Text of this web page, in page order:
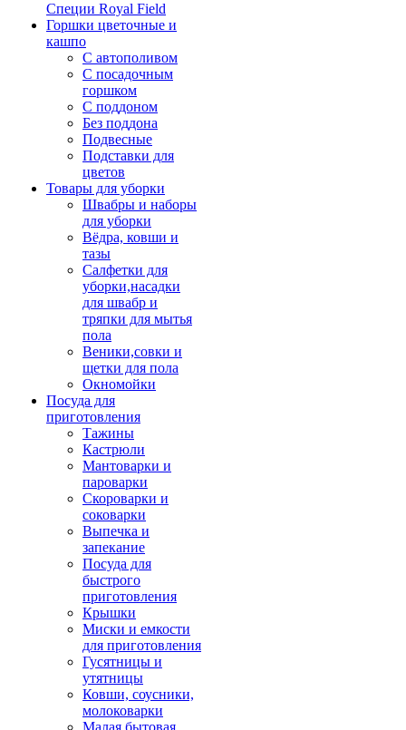
Специи Royal Field
Горшки цветочные и
кашпо
С автополивом
С посадочным
горшком
С поддоном
Без поддона
Подвесные
Подставки для
цветов
Товары для уборки
Швабры и наборы
для уборки
Вёдра, ковши и
тазы
Салфетки для
уборки,насадки
для швабр и
тряпки для мытья
пола
Веники,совки и
щетки для пола
Окномойки
Посуда для
приготовления
Тажины
Кастрюли
Мантоварки и
пароварки
Скороварки и
соковарки
Выпечка и
запекание
Посуда для
быстрого
приготовления
Крышки
Миски и емкости
для приготовления
Гусятницы и
утятницы
Ковши, соусники,
молоковарки
Малая бытовая